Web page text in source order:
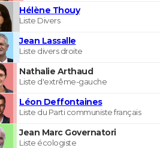
Hélène Thouy
Liste Divers
Jean Lassalle
Liste divers droite
Nathalie Arthaud
Liste d'extrême-gauche
Léon Deffontaines
Liste du Parti communiste français
Jean Marc Governatori
Liste écologiste